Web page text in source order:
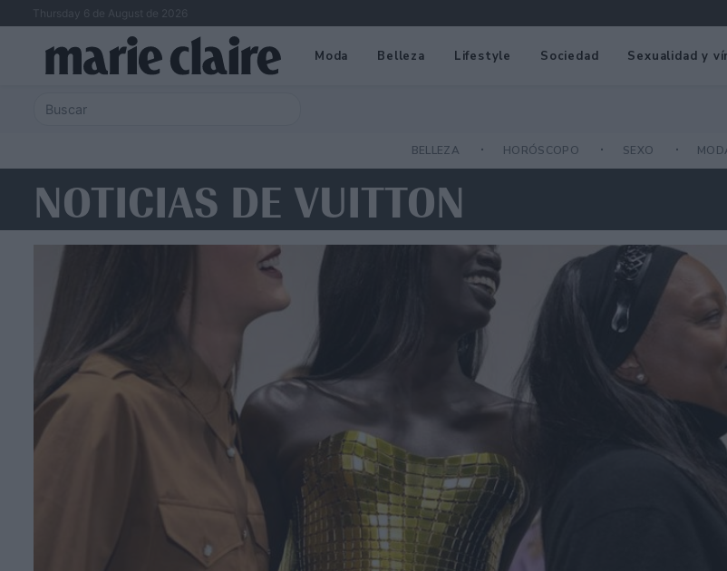
Thursday 6 de August de 2026
Moda Belleza Lifestyle Sociedad Sexualidad y
BELLEZA HORÓSCOPO SEXO
NOTICIAS DE VUITTON